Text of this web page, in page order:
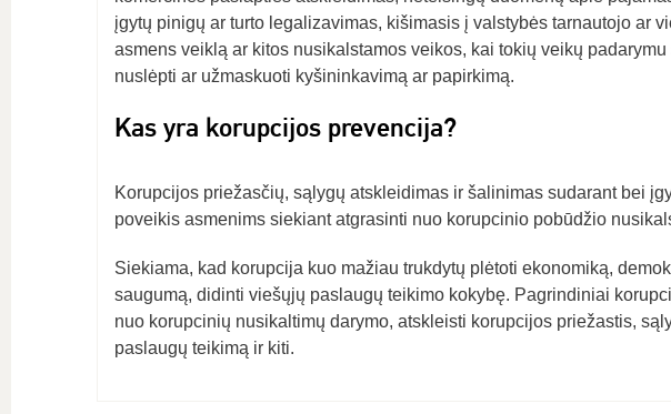
įgytų pinigų ar turto legalizavimas, kišimasis į valstybės tarnautojo ar
asmens veiklą ar kitos nusikalstamos veikos, kai tokių veikų
nuslėpti ar užmaskuoti kyšininkavimą ar papirkimą.
Kas yra korupcijos prevencija?
Korupcijos priežasčių, sąlygų atskleidimas ir šalinimas sudarant bei
poveikis asmenims siekiant atgrasinti nuo korupcinio pobūdžio
Siekiama, kad korupcija kuo mažiau trukdytų plėtoti ekonomiką,
saugumą, didinti viešųjų paslaugų teikimo kokybę. Pagrindiniai
nuo korupcinių nusikaltimų darymo, atskleisti korupcijos priežastis,
paslaugų teikimą ir kiti.